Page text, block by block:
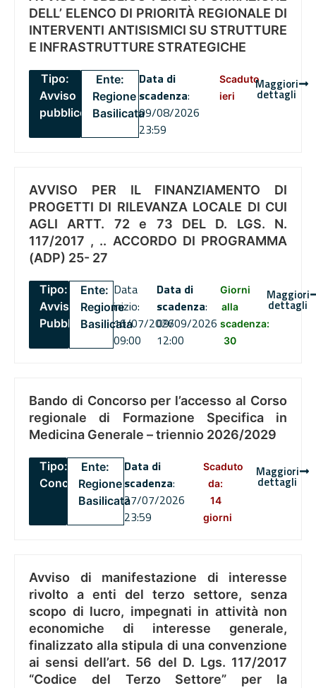
DELL’ ELENCO DI PRIORITÀ REGIONALE DI
INTERVENTI ANTISISMICI SU STRUTTURE
E INFRASTRUTTURE STRATEGICHE
Tipo:
Avviso
pubblico
Ente:
Regione
Basilicata
Data di
scadenza:
09/08/2026
23:59
Scaduto
ieri
Maggiori
dettagli
AVVISO PER IL FINANZIAMENTO DI
PROGETTI DI RILEVANZA LOCALE DI CUI
AGLI ARTT. 72 e 73 DEL D. LGS. N.
117/2017 , .. ACCORDO DI PROGRAMMA
(ADP) 25- 27
Tipo:
Avviso
Pubblico
Ente:
Regione
Basilicata
Data
inizio:
16/07/2026
09:00
Data di
scadenza:
09/09/2026
12:00
Giorni
alla
scadenza:
30
Maggiori
dettagli
Bando di Concorso per l’accesso al Corso
regionale di Formazione Specifica in
Medicina Generale – triennio 2026/2029
Tipo:
Concorsi
Ente:
Regione
Basilicata
Data di
scadenza:
27/07/2026
23:59
Scaduto
da:
14
giorni
Maggiori
dettagli
Avviso di manifestazione di interesse
rivolto a enti del terzo settore, senza
scopo di lucro, impegnati in attività non
economiche di interesse generale,
finalizzato alla stipula di una convenzione
ai sensi dell’art. 56 del D. Lgs. 117/2017
“Codice del Terzo Settore” per la